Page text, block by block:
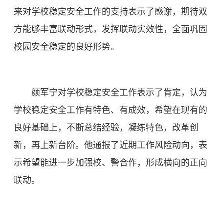
来对学校稳定安全工作的支持表示了感谢，期待双
方能够丰富联动形式，发挥联动实效性，全面巩固
校园安全稳定的良好形势。
颜军宁对学校稳定安全工作表示了肯定，认为
学校稳定安全工作有特色、有成效，希望在现有的
良好基础上，不断总结经验，凝练特色，改革创
新，再上新台阶。他通报了近期工作风险动向， 表
示希望能进一步加强校、警合作，形成横向的正向
联动。